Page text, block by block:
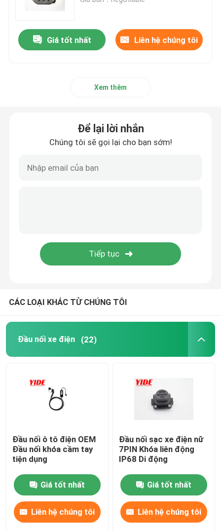
Đầu nối nguồn công nghiệp
Giá tốt nhất Liên hệ chúng tôi
Xem thêm
Để lại lời nhắn
Chúng tôi sẽ gọi lại cho bạn sớm!
CÁC LOẠI KHÁC TỪ CHÚNG TÔI
Đầu nối xe điện (22)
Đầu nối ô tô điện OEM
Đầu nối khóa cầm tay
tiện dụng
Giá tốt nhất
Liên hệ chúng tôi
Đầu nối sạc xe điện nữ
7PIN Khóa liên động
IP68 Di động
Giá tốt nhất
Liên hệ chúng tôi